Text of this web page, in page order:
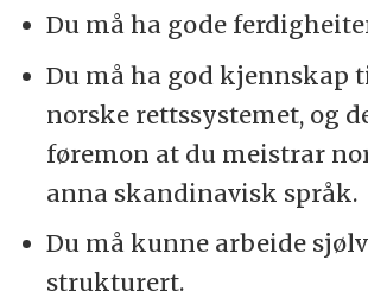
Du må ha gode
Du må ha god kjennskap
norske rettssystemet, og
føremon at du meistrar
anna skandinavisk språk.
Du må kunne arbeide
strukturert.